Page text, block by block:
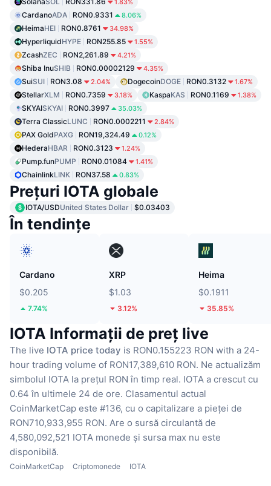
1.83%
CardanoADA RON0.9331 8.06%
HeimaHEI RON0.8761 34.98%
HyperliquidHYPE RON255.85 1.55%
ZcashZEC RON2,261.89 4.21%
Shiba InuSHIB RON0.00002129 4.35%
SuiSUI RON3.08 2.04% DogecoinDOGE RON0.3132 1.67%
StellarXLM RON0.7359 3.18% KaspaKAS RON0.1169 1.38%
SKYAISKYAI RON0.3997 35.03%
Terra ClassicLUNC RON0.0002211 2.84%
PAX GoldPAXG RON19,324.49 0.12%
HederaHBAR RON0.3123 1.24%
Pump.funPUMP RON0.01084 1.41%
ChainlinkLINK RON37.58 0.83%
Prețuri IOTA globale
IOTA/USDUnited States Dollar $0.03403
În tendințe
Cardano
$0.205
7.74%
XRP
$1.03
3.12%
Heima
$0.1911
35.85%
IOTA Informații de preț live
The live IOTA price today is RON0.155223 RON with a 24-
hour trading volume of RON17,389,610 RON. Ne actualizăm
simbolul IOTA la prețul RON în timp real. IOTA a crescut cu
0.64 în ultimele 24 de ore. Clasamentul actual
CoinMarketCap este #136, cu o capitalizare a pieței de
RON710,933,955 RON. Are o sursă circulantă de
4,580,092,521 IOTA monede și sursa max nu este
disponibilă.
CoinMarketCap Criptomonede IOTA